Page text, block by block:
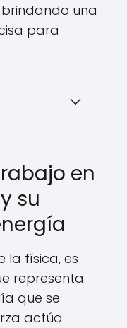
una
para
en
su
la física, es
representa
que se
actúa